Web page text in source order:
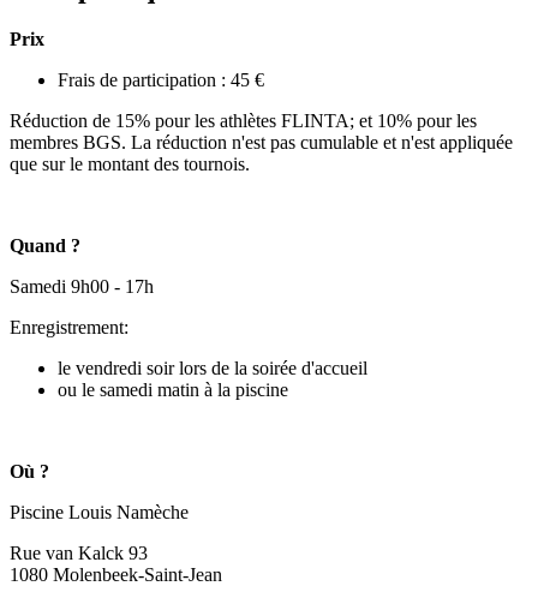
Prix
Frais de participation : 45 €
Réduction de 15% pour les athlètes FLINTA; et 10% pour les
membres BGS. La réduction n'est pas cumulable et n'est appliquée
que sur le montant des tournois.
Quand ?
Samedi 9h00 - 17h
Enregistrement:
le vendredi soir lors de la soirée d'accueil
ou le samedi matin à la piscine
Où ?
Piscine Louis Namèche
Rue van Kalck 93
1080 Molenbeek-Saint-Jean